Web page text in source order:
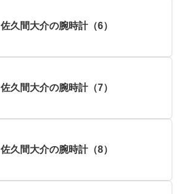
佐久間大介の腕時計（6）
佐久間大介の腕時計（7）
佐久間大介の腕時計（8）